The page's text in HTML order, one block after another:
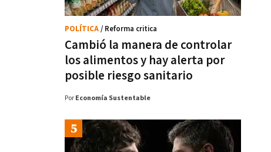
Cambió la manera de controlar
los alimentos y hay alerta por
posible riesgo sanitario
POLÍTICA/ Reforma critica
Por Economía Sustentable